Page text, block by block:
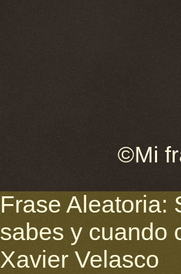
©Mi
Frase Aleatoria:
sabes y cuando
Xavier Velasco